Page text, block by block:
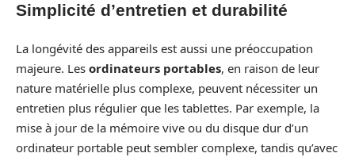
Simplicité d’entretien et durabilité
La longévité des appareils est aussi une préoccupation
majeure. Les ordinateurs portables, en raison de leur
nature matérielle plus complexe, peuvent nécessiter un
entretien plus régulier que les tablettes. Par exemple, la
mise à jour de la mémoire vive ou du disque dur d’un
ordinateur portable peut sembler complexe, tandis qu’avec